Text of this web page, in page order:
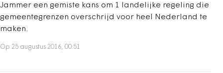
Jammer een gemiste kans om 1 landelijke regeling die
gemeentegrenzen overschrijd voor heel Nederland te
maken.
Op 25 augustus 2016, 00:51